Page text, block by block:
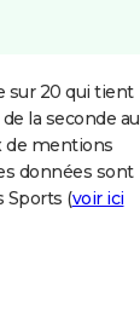
sur 20 qui tient
la seconde au
de mentions
données sont
Sports (voir ici